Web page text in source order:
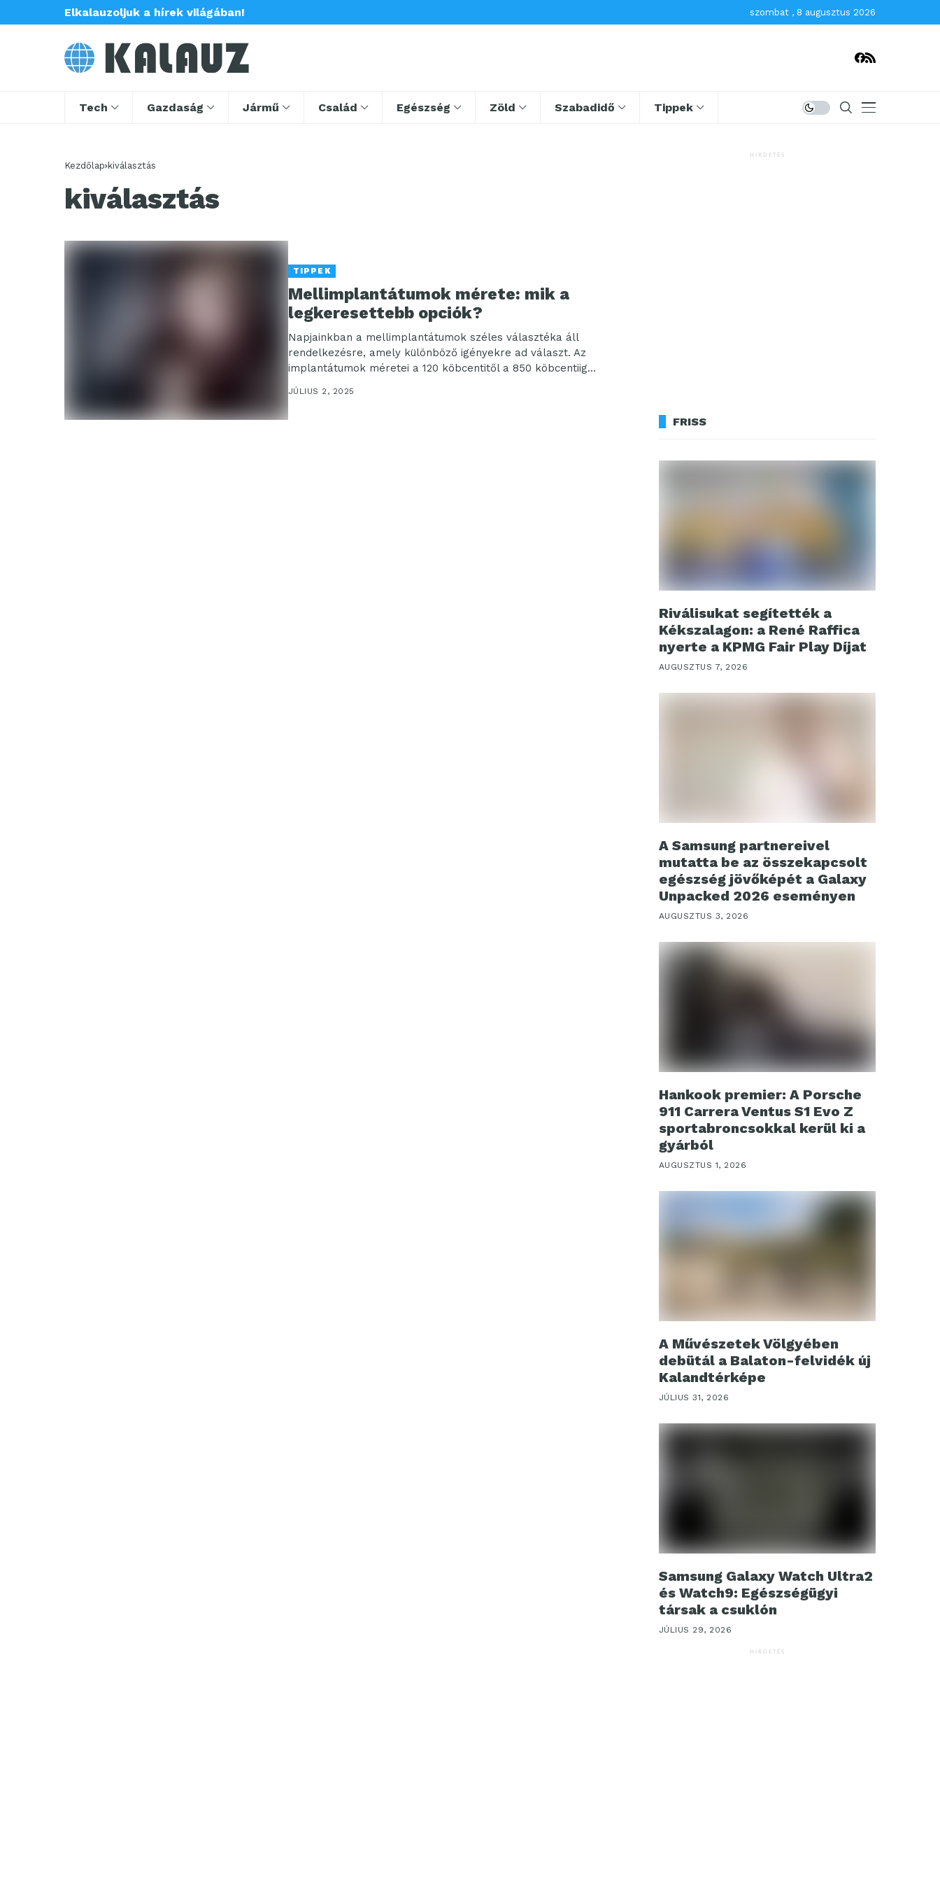
Elkalauzoljuk a hírek világában! szombat , 8 augusztus 2026
Tech Gazdaság Jármű Család Egészség Zöld Szabadidő Tippek
Kezdőlap kiválasztás
kiválasztás
TIPPEK
Mellimplantátumok mérete: mik a
legkeresettebb opciók?
Napjainkban a mellimplantátumok széles választéka áll
rendelkezésre, amely különböző igényekre ad választ. Az
implantátumok méretei a 120 köbcentitől a 850 köbcentiig
terjednek, de...
JÚLIUS 2, 2025
HIRDETÉS
FRISS
Riválisukat segítették a
Kékszalagon: a René Raffica
nyerte a KPMG Fair Play Díjat
AUGUSZTUS 7, 2026
A Samsung partnereivel
mutatta be az összekapcsolt
egészség jövőképét a Galaxy
Unpacked 2026 eseményen
AUGUSZTUS 3, 2026
Hankook premier: A Porsche
911 Carrera Ventus S1 Evo Z
sportabroncsokkal kerül ki a
gyárból
AUGUSZTUS 1, 2026
A Művészetek Völgyében
debütál a Balaton-felvidék új
Kalandtérképe
JÚLIUS 31, 2026
Samsung Galaxy Watch Ultra2
és Watch9: Egészségügyi
társak a csuklón
JÚLIUS 29, 2026
HIRDETÉS